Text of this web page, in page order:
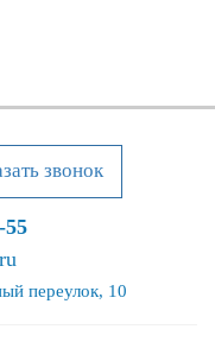
звонок
55
переулок, 10